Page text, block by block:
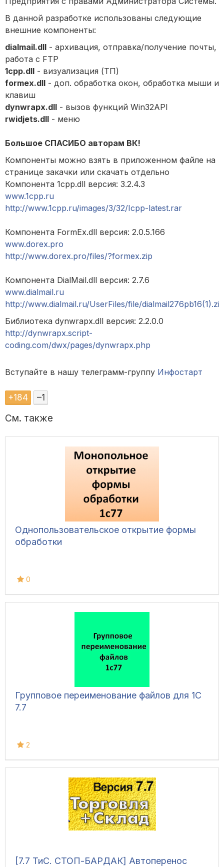
В данной разработке использованы следующие
внешние компоненты:
dialmail.dll - архивация, отправка/получение почты,
работа с FTP
1cpp.dll - визуализация (ТП)
formex.dll - доп. обработка окон, обработка мыши и
клавиш
dynwrapx.dll - вызов функций Win32API
rwidjets.dll - меню
Большое СПАСИБО авторам ВК!
Компоненты можно взять в приложенном файле на
странице закачки или скачать отдельно
Компонента 1cpp.dll версия: 3.2.4.3
www.1cpp.ru
http://www.1cpp.ru/images/3/32/Icpp-latest.rar
Компонента FormEx.dll версия: 2.0.5.166
www.dorex.pro
http://www.dorex.pro/files/?formex.zip
Компонента DialMail.dll версия: 2.7.6
www.dialmail.ru
http://www.dialmail.ru/UserFiles/file/dialmail276pb16(1).zip
Библиотека dynwrapx.dll версия: 2.2.0.0
http://dynwrapx.script-
coding.com/dwx/pages/dynwrapx.php
Вступайте в нашу телеграмм-группу Инфостарт
+184 –1
См. также
Однопользовательское открытие формы
обработки
0
Групповое переименование файлов для 1С
7.7
2
[7.7 ТиС. СТОП-БАРДАК] Автоперенос